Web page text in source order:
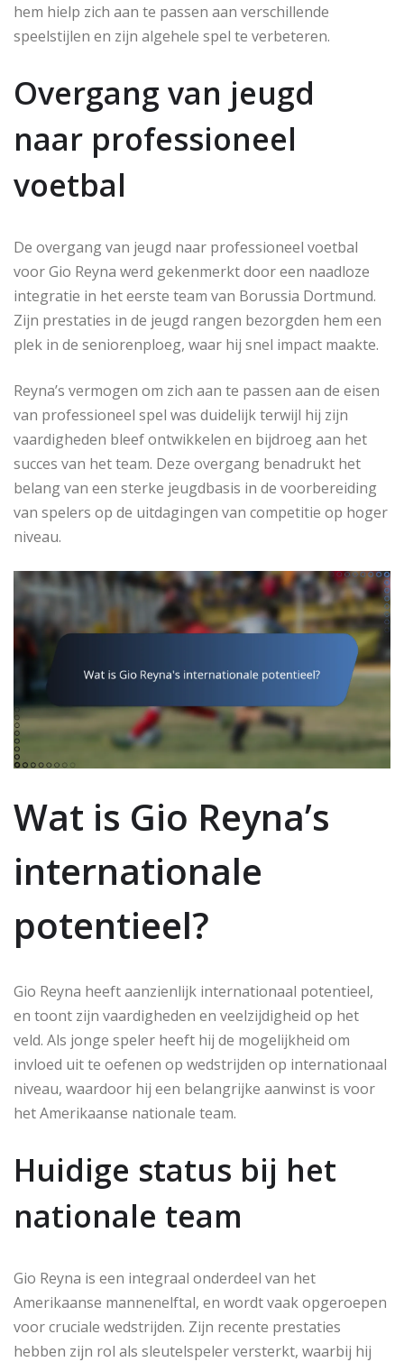
hem hielp zich aan te passen aan verschillende
speelstijlen en zijn algehele spel te verbeteren.
Overgang van jeugd
naar professioneel
voetbal
De overgang van jeugd naar professioneel voetbal
voor Gio Reyna werd gekenmerkt door een naadloze
integratie in het eerste team van Borussia Dortmund.
Zijn prestaties in de jeugd rangen bezorgden hem een
plek in de seniorenploeg, waar hij snel impact maakte.
Reyna’s vermogen om zich aan te passen aan de eisen
van professioneel spel was duidelijk terwijl hij zijn
vaardigheden bleef ontwikkelen en bijdroeg aan het
succes van het team. Deze overgang benadrukt het
belang van een sterke jeugdbasis in de voorbereiding
van spelers op de uitdagingen van competitie op hoger
niveau.
Wat is Gio Reyna’s
internationale
potentieel?
Gio Reyna heeft aanzienlijk internationaal potentieel,
en toont zijn vaardigheden en veelzijdigheid op het
veld. Als jonge speler heeft hij de mogelijkheid om
invloed uit te oefenen op wedstrijden op internationaal
niveau, waardoor hij een belangrijke aanwinst is voor
het Amerikaanse nationale team.
Huidige status bij het
nationale team
Gio Reyna is een integraal onderdeel van het
Amerikaanse mannenelftal, en wordt vaak opgeroepen
voor cruciale wedstrijden. Zijn recente prestaties
hebben zijn rol als sleutelspeler versterkt, waarbij hij